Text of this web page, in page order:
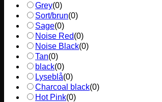
Grey(0)
Sort/brun(0)
Sage(0)
Noise Red(0)
Noise Black(0)
Tan(0)
black(0)
Lyseblå(0)
Charcoal black(0)
Hot Pink(0)